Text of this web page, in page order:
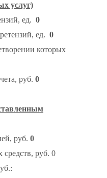
услуг)
ед. 0
ед. 0
которых
руб. 0
руб. 0
руб. 0